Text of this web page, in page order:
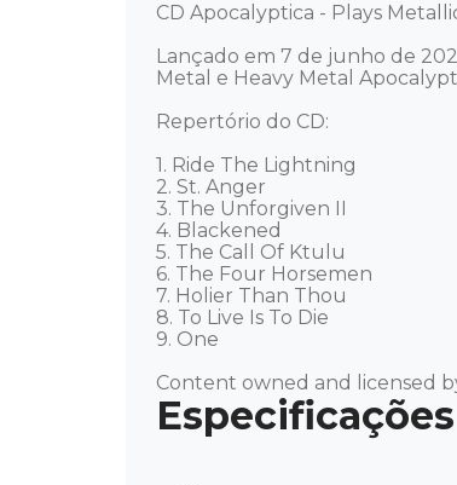
CD Apocalyptica - Plays
Lançado em 7 de junho de
Metal e Heavy Metal
Repertório do CD:
1. Ride The Lightning
2. St. Anger
3. The Unforgiven II
4. Blackened
5. The Call Of Ktulu
6. The Four Horsemen
7. Holier Than Thou
8. To Live Is To Die
9. One
Content owned and licensed